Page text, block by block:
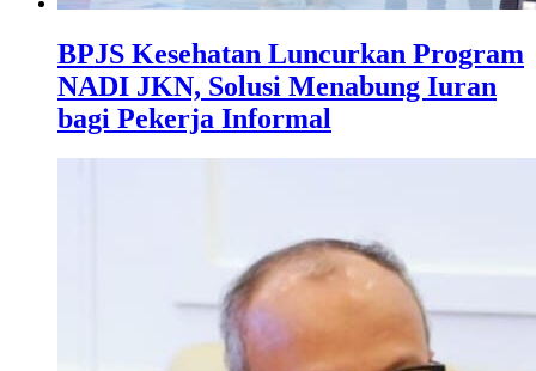
BPJS Kesehatan Luncurkan Program
NADI JKN, Solusi Menabung Iuran
bagi Pekerja Informal